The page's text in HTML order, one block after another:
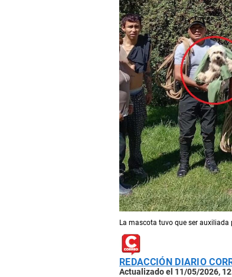
La mascota tuvo que ser auxiliada
REDACCIÓN DIARIO
Actualizado el 11/05/2026,